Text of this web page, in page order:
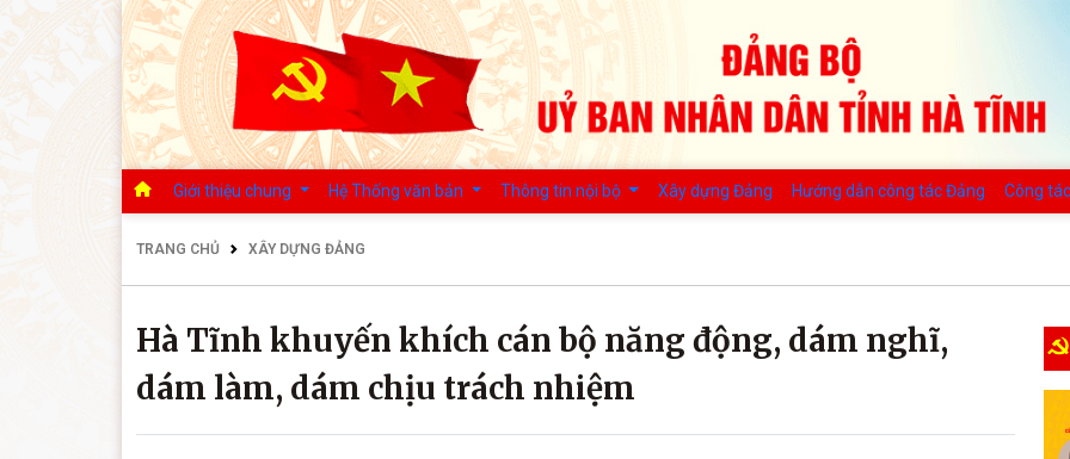
Giới thiệu chung Hệ Thống văn bản Thông tin nội bộ Xây dựng Đảng Hướng dẫn công tác Đảng Công
TRANG CHỦ XÂY DỰNG ĐẢNG
Hà Tĩnh khuyến khích cán bộ năng động, dám nghĩ,
dám làm, dám chịu trách nhiệm